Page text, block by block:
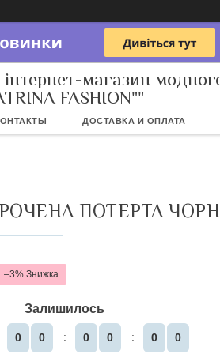
магазин
FASHION""
ДОСТАВКА И ОПЛАТА
ПОТЕРТА
–3%
Залишилось
0 0 0 0 0 0